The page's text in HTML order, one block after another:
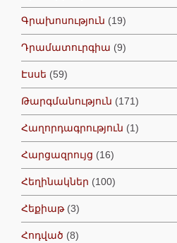
Գրախոսություն (19)
Դրամատուրգիա (9)
Էսսե (59)
Թարգմանություն (171)
Հաղորդագրություն (1)
Հարցազրույց (16)
Հեղինակներ (100)
Հեքիաթ(3)
Հոդված (8)